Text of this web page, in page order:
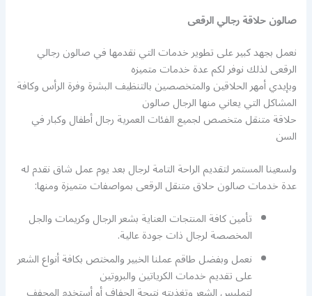
صالون حلاقة رجالي الرقعى
نعمل بجهد كبير على تطوير خدمات التي نقدمها في صالون رجالي
الرقعى لذلك نوفر لكم عدة خدمات متميزه
وبإيدي أمهر الحلاقين والمتخصصين بالتنظيف البشرة وفرة الرأس وكافة
المشاكل التي يعاني منها الرجال صالون
حلاقة متنقل متخصص لجميع الفئات العمرية رجال أطفال وكبار في
السن
ولسعينا المستمر لتقديم الراحة التامة لرجال بعد يوم عمل شاق نقدم له
عدة خدمات صالون حلاق متنقل الرقعى بمواصفات متميزة ومنها:
تأمين كافة المنتجات العناية بشعر الرجال وكريمات والجل
المخصصة لرجال ذات جودة عالية.
نعمل وبفضل طاقم عملنا الخبير والمختص بكافة أنواع الشعر
على تقديم خدمات الكرياتين والبروتين